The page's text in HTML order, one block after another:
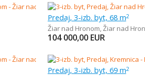
Predaj, 3-izb. byt, 68 m2
Žiar nad Hronom,Žiar nad
104 000,00 EUR
Predaj, 3-izb. byt, 69 m2